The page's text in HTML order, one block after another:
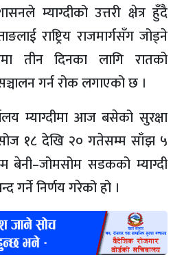
म्याग्दीको उत्तरी क्षेत्र हुँदै
राष्ट्रिय राजमार्गसँग जोड्ने
तीन दिनका लागि रातको
गर्न रोक लगाएको छ ।
म्याग्दीमा आज बसेको सुरक्षा
१८ देखि २० गतेसम्म साँझ ५
बेनी–जोमसोम सडकको म्याग्दी
गर्ने निर्णय गरेको हो ।